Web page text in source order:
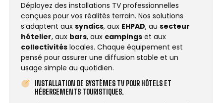
Déployez des installations TV professionnelles
conçues pour vos réalités terrain. Nos solutions
s’adaptent aux syndics, aux EHPAD, au secteur
hôtelier, aux bars, aux campings et aux
collectivités locales. Chaque équipement est
pensé pour assurer une diffusion stable et un
usage simple au quotidien.
INSTALLATION DE SYSTÈMES TV POUR HÔTELS ET
HÉBERGEMENTS TOURISTIQUES.